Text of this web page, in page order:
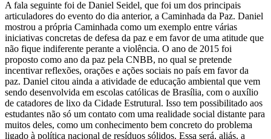
A fala seguinte foi de Daniel Seidel, que foi um dos principais
articuladores do evento do dia anterior, a Caminhada da Paz. Daniel
mostrou a própria Caminhada como um exemplo entre várias
iniciativas concretas de defesa da paz e em favor de uma atitude que
não fique indiferente perante a violência. O ano de 2015 foi
proposto como ano da paz pela CNBB, no qual se pretende
incentivar reflexões, orações e ações sociais no país em favor da
paz. Daniel citou ainda a atividade de educação ambiental que vem
sendo desenvolvida em escolas católicas de Brasília, com o auxílio
de catadores de lixo da Cidade Estrutural. Isso tem possibilitado aos
estudantes não só um contato com uma realidade social distante para
muitos deles, como um conhecimento bem concreto do problema
ligado à política nacional de resíduos sólidos. Essa será, aliás, a